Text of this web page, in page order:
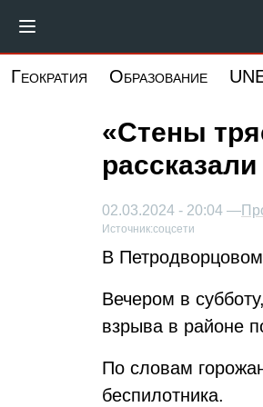
основному
Геократия Образование
«Стены
02.03.2024 - 20:04 —
Источник:соцсети
В
Вечером в
взрыва в районе
По словам
беспилотника.